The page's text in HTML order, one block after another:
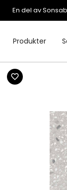
En del av
Produkter